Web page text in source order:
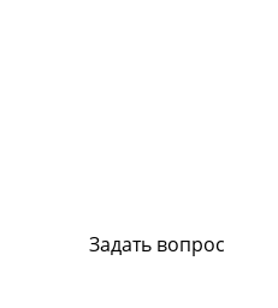
Задать вопрос